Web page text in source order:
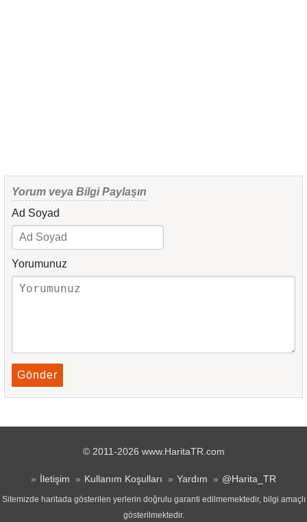
Yorum veya Bilgi Paylaşın
Ad Soyad
Yorumunuz
Gönder
© 2011-2026 www.HaritaTR.com
İletişim Kullanım Koşulları Yardım @Harita_TR
Sitemizde haritada gösterilen yerlerin doğrulu garanti edilmemektedir, bilgi amaçlı
gösterilmektedir.